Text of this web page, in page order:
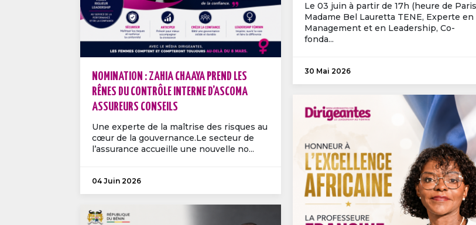
NOMINATION : ZAHIA CHAAYA PREND LES
RÊNES DU CONTRÔLE INTERNE D’ASCOMA
ASSUREURS CONSEILS
Une experte de la maîtrise des risques au
cœur de la gouvernance.Le secteur de
l’assurance accueille une nouvelle no...
04 Juin 2026
Le 03 juin à partir de 17h (heure de
Madame Bel Lauretta TENE, Experte en
Management et en Leadership, Co-
fonda...
30 Mai 2026